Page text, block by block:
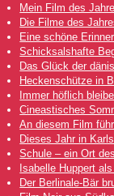
Mein Film des
Die Filme des
Eine schöne
Schicksalshafte
Das Glück der
Heckenschütze in
Immer höflich
Cineastisches
An diesem Film
Dieses Jahr in
Schule – ein Ort
Isabelle Huppert
Der Berlinale-Bär